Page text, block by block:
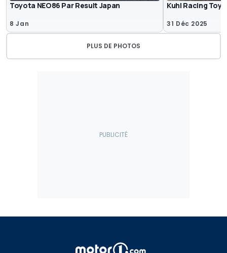
Toyota NEO86 Par Result Japan
8 Jan
Kuhl Racing
31 Déc 2025
PLUS DE PHOTOS